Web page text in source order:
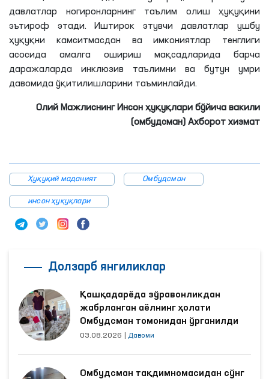
давлатлар ногиронларнинг таълим олиш ҳуқуқини
эътироф этади. Иштирок этувчи давлатлар ушбу
ҳуқуқни камситмасдан ва имкониятлар тенглиги
асосида амалга ошириш мақсадларида барча
даражаларда инклюзив таълимни ва бутун умри
давомида ўқитилишларини таъминлайди.
Олий Мажлиснинг Инсон ҳуқуқлари бўйича вакили
(омбудсман) Ахборот хизмат
Ҳуқуқий маданият Омбудсман
инсон ҳуқуқлари
Долзарб янгиликлар
Қашқадарёда зўравонликдан
жабрланган аёлнинг ҳолати
Омбудсман томонидан ўрганилди
03.08.2026 Давоми
Омбудсман тақдимномасидан сўнг